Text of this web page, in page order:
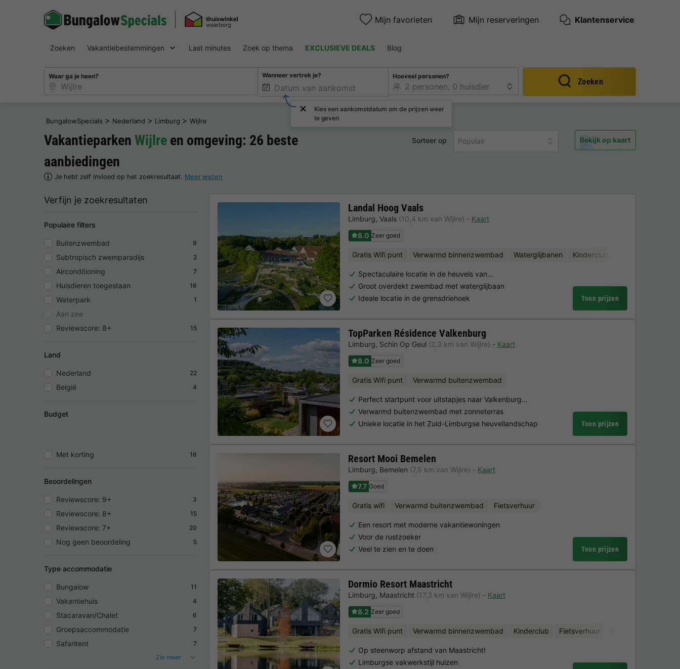
Mijn favorieten Mijn reserveringen Klantenservice
Zoeken Vakantiebestemmingen Last minutes Zoek op thema EXCLUSIEVE DEALS Blog
Waar ga je heen? Wanneer vertrek je?
Kies een aankomstdatum om de prijzen weer
te geven
Hoeveel personen?
Zoeken
BungalowSpecials > Nederland > Limburg > Wijlre
Vakantieparken Wijlre en omgeving: 26 beste
aanbiedingen
Je hebt zelf invloed op het zoekresultaat. Meer weten
Sorteer op Populair Bekijk op kaart
Verfijn je zoekresultaten
Populaire filters
Buitenzwembad 9
Subtropisch zwemparadijs 2
Airconditioning 7
Huisdieren toegestaan 16
Waterpark 1
Aan zee
Reviewscore: 8+
15
Land
Nederland 22
België 4
Budget
Met korting 16
Beoordelingen
Reviewscore: 9+ 3
Reviewscore: 8+ 15
Reviewscore: 7+ 20
Nog geen beoordeling 5
Type accommodatie
Bungalow 11
Vakantiehuis 4
Stacaravan/Chalet 6
Groepsaccommodatie 7
Safaritent
7
Zie meer
Landal Hoog Vaals
Limburg, Vaals (10,4 km van Wijlre)
Kaart
8.0 Zeer goed
Gratis Wifi punt Verwarmd binnenzwembad Waterglijbanen Kinderclub
Spectaculaire locatie in de heuvels van…
Groot overdekt zwembad met waterglijbaan
Ideale locatie in de grensdriehoek
Toon prijzen
TopParken Résidence Valkenburg
Limburg, Schin Op Geul (2,3 km van Wijlre)
Kaart
8.0 Zeer goed
Gratis Wifi punt Verwarmd buitenzwembad
Perfect startpunt voor uitstapjes naar Valkenburg…
Verwarmd buitenzwembad met zonneterras
Unieke locatie in het Zuid-Limburgse heuvellandschap
Toon prijzen
Resort Mooi Bemelen
Limburg, Bemelen (7,5 km van Wijlre)
Kaart
7.7 Goed
Gratis wifi Verwarmd buitenzwembad Fietsverhuur
Een resort met moderne vakantiewoningen
Voor de rustzoeker
Veel te zien en te doen
Toon prijzen
Dormio Resort Maastricht
Limburg, Maastricht (17,3 km van Wijlre)
Kaart
8.2 Zeer goed
Gratis Wifi punt Verwarmd binnenzwembad Kinderclub Fietsverhuur
Op steenworp afstand van Maastricht!
Limburgse vakwerkstijl huizen